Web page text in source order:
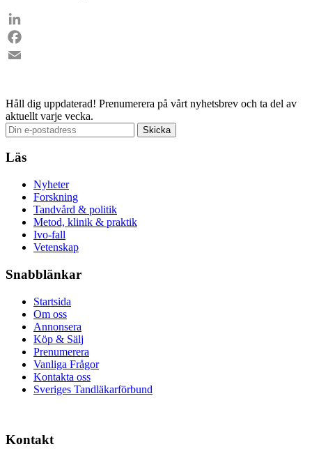
LinkedIn
Facebook
Håll dig uppdaterad! Prenumerera på vårt nyhetsbrev och ta del av
aktuellt varje vecka.
Läs
Nyheter
Forskning
Tandvård & politik
Metod, klinik & praktik
Ivo-fall
Vetenskap
Snabblänkar
Startsida
Om oss
Annonsera
Köp & Sälj
Prenumerera
Vanliga Frågor
Kontakta oss
Sveriges Tandläkarförbund
Kontakt